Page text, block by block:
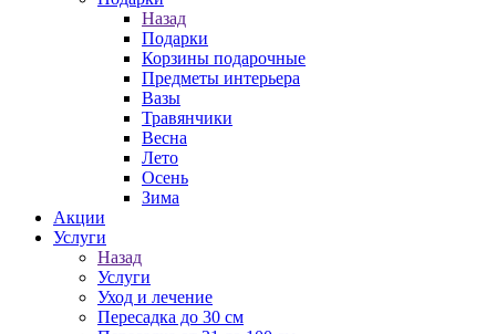
Назад
Подарки
Корзины подарочные
Предметы интерьера
Вазы
Травянчики
Весна
Лето
Осень
Зима
Акции
Услуги
Назад
Услуги
Уход и лечение
Пересадка до 30 см